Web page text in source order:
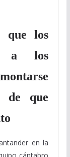
que los
a los
de que
en la